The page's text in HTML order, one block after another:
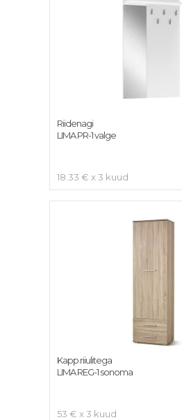
18.33 € x 3 kuud
Riidenagi
LIMA PR-1 valge
53 € x 3 kuud
Kapp riiulitega
LIMA REG-1 sonoma